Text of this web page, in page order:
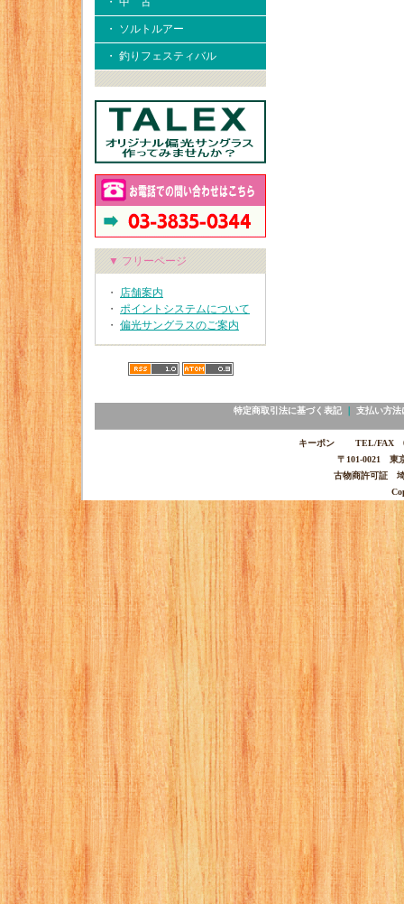
・ ソルトルアー
・ 釣りフェスティバル
▼ フリーページ
・ 店舗案内
・ ポイントシステムについて
・ 偏光サングラスのご案内
特定商取引法に基づく表記｜ 支払い方法
キーポン TEL/FAX
〒101-0021 東
古物商許可証